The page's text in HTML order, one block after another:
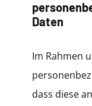
Daten
Im Rahmen
dass diese